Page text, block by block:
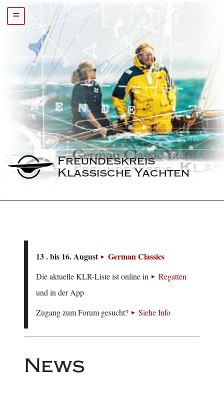
=
Freundeskreis
Klassische Yachten
13 . bis 16. August German Classics
Die aktuelle KLR-Liste ist online in
Regatten
und in der App
Zugang zum Forum gesucht?
Siehe Info
News